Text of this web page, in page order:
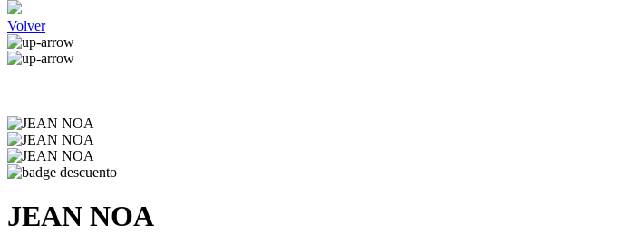
Volver
JEAN NOA